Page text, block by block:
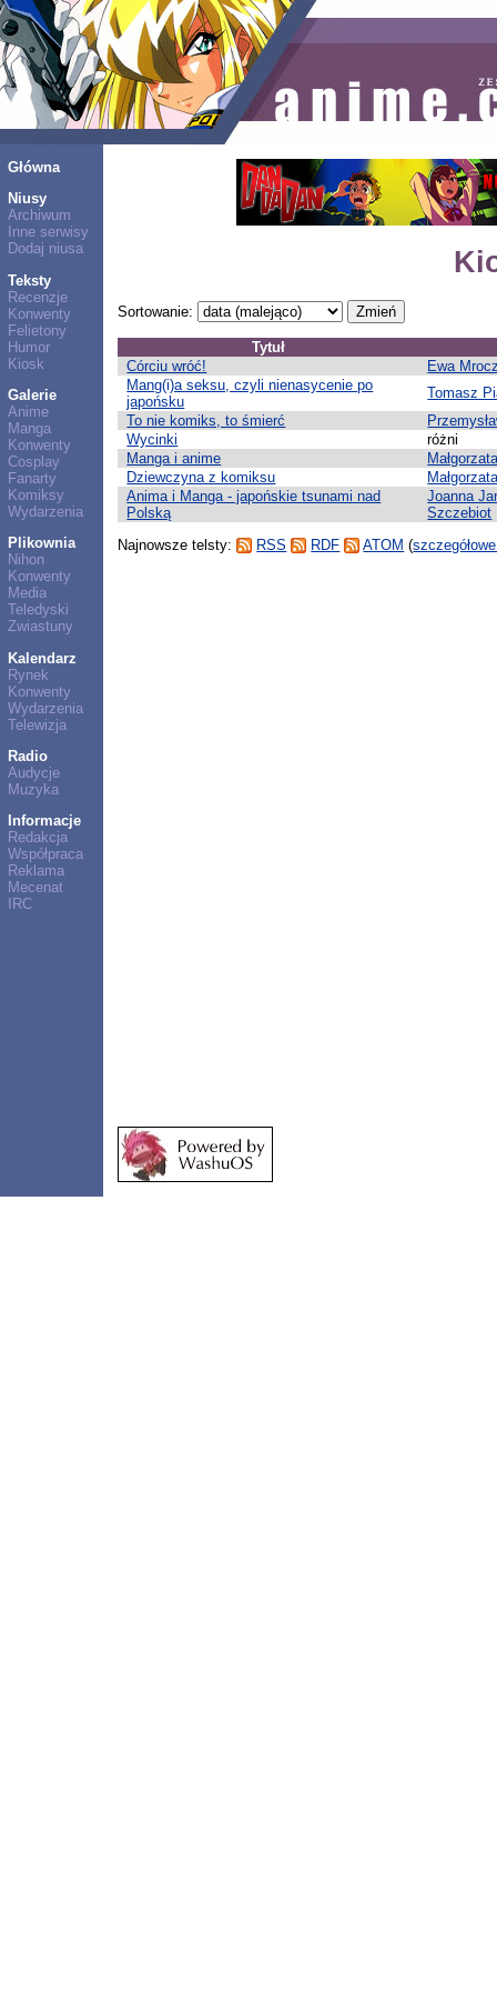
Główna
Niusy
Archiwum
Inne serwisy
Dodaj niusa
Teksty
Recenzje
Konwenty
Felietony
Humor
Kiosk
Galerie
Anime
Manga
Konwenty
Cosplay
Fanarty
Komiksy
Wydarzenia
Plikownia
Nihon
Konwenty
Media
Teledyski
Zwiastuny
Kalendarz
Rynek
Konwenty
Wydarzenia
Telewizja
Radio
Audycje
Muzyka
Informacje
Redakcja
Współpraca
Reklama
Mecenat
IRC
Sortowanie:
Tytuł
Córciu wróć!
Ewa
Mang(i)a seksu, czyli nienasycenie po
japońsku
Tomasz
To nie komiks, to śmierć
Wycinki
różni
Manga i anime
Dziewczyna z komiksu
Anima i Manga - japońskie tsunami nad
Polską
Joanna
Szczebiot
Najnowsze telsty:
RSS RDF ATOM (